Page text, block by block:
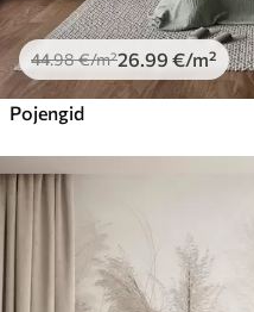
44.98€/m²26 .99 €/m²
Pojengid